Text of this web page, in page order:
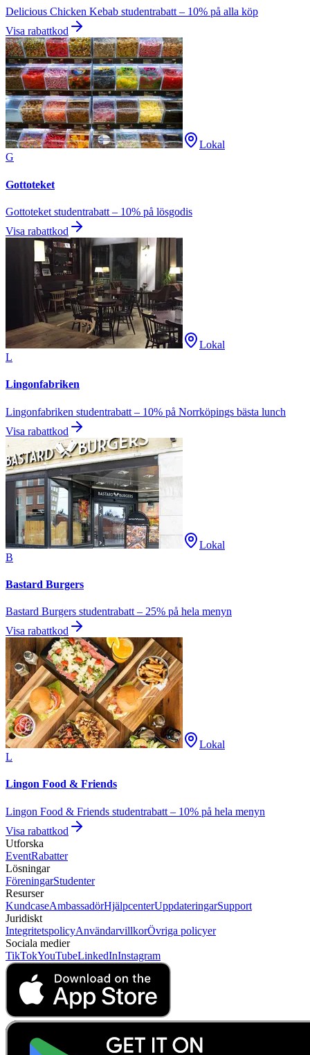
Delicious Chicken Kebab studentrabatt – 10% på alla köp
Visa rabattkod
Lokal
G
Gottoteket
Gottoteket studentrabatt – 10% på lösgodis
Visa rabattkod
Lokal
L
Lingonfabriken
Lingonfabriken studentrabatt – 10% på Norrköpings bästa lunch
Visa rabattkod
Lokal
B
Bastard Burgers
Bastard Burgers studentrabatt – 25% på hela menyn
Visa rabattkod
Lokal
L
Lingon Food & Friends
Lingon Food & Friends studentrabatt – 10% på hela menyn
Visa rabattkod
Utforska
EventRabatter
Lösningar
FöreningarStudenter
Resurser
KundcaseAmbassadörHjälpcenterUppdateringarSupport
Juridiskt
IntegritetspolicyAnvändarvillkorÖvriga policyer
Sociala medier
TikTokYouTubeLinkedInInstagram